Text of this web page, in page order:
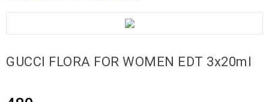
GUCCI FLORA FOR WOMEN EDT 3x20ml